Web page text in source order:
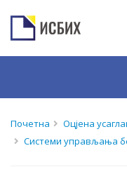
Почетна Оцјена
Системи управљања